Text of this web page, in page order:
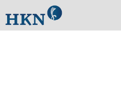
Inhalt